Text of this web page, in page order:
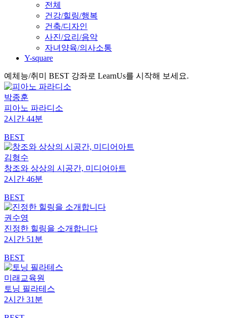
전체
건강/힐링/행복
건축/디자인
사진/요리/음악
자녀양육/의사소통
Y-square
예체능/취미 BEST 강좌로 LearnUs를 시작해 보세요.
박종훈
피아노 파라디소
2시간 44분
BEST
김형수
창조와 상상의 시공간, 미디어아트
2시간 46분
BEST
권수영
진정한 힐링을 소개합니다
2시간 51분
BEST
미래교육원
토닝 필라테스
2시간 31분